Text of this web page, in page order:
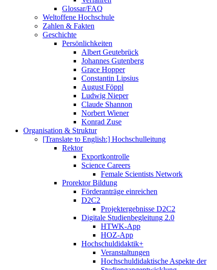
Glossar/FAQ
Weltoffene Hochschule
Zahlen & Fakten
Geschichte
Persönlichkeiten
Albert Geutebrück
Johannes Gutenberg
Grace Hopper
Constantin Lipsius
August Föppl
Ludwig Nieper
Claude Shannon
Norbert Wiener
Konrad Zuse
Organisation & Struktur
[Translate to English:] Hochschulleitung
Rektor
Exportkontrolle
Science Careers
Female Scientists Network
Prorektor Bildung
Förderanträge einreichen
D2C2
Projektergebnisse D2C2
Digitale Studienbegleitung 2.0
HTWK-App
HOZ-App
Hochschuldidaktik+
Veranstaltungen
Hochschuldidaktische Aspekte der